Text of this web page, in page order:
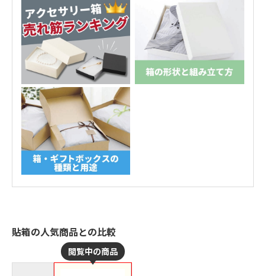
貼箱の人気商品との比較